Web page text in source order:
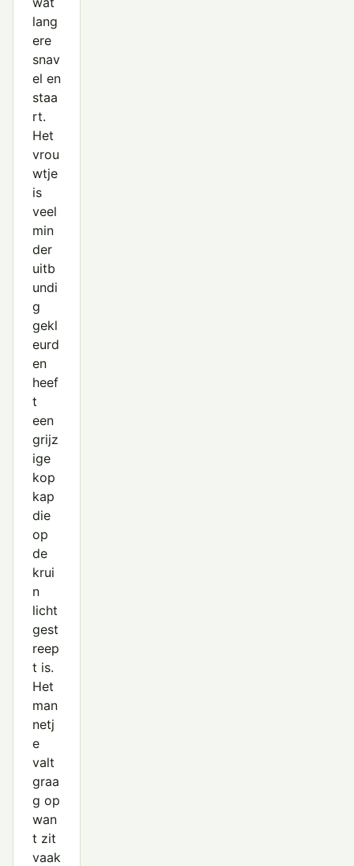
lang
ere
snav
el en
staa
rt.
Het
vrou
wtje
is
veel
min
der
uitb
undi
g
gekl
eurd
en
heef
t
een
grijz
ige
kop
kap
die
op
de
krui
n
licht
gest
reep
t is.
Het
man
netj
e
valt
graa
g op
wan
t zit
vaak